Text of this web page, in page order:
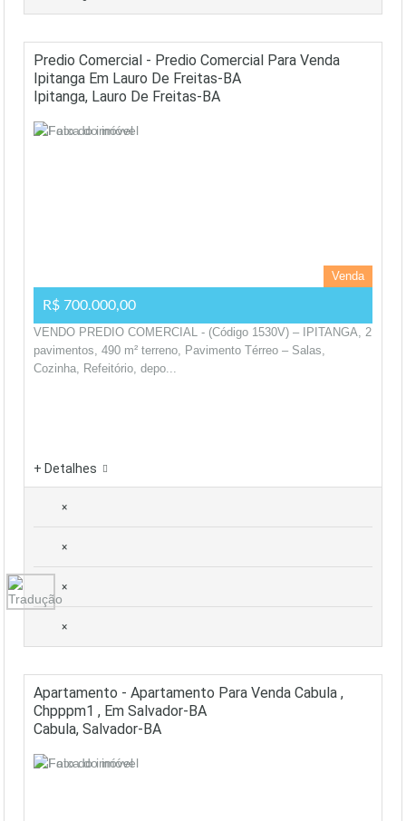
Predio Comercial - Predio Comercial Para Venda
Ipitanga Em Lauro De Freitas-BA
Ipitanga, Lauro De Freitas-BA
Venda
R$ 700.000,00
VENDO PREDIO COMERCIAL - (Código 1530V) – IPITANGA, 2
pavimentos, 490 m² terreno, Pavimento Térreo – Salas,
Cozinha, Refeitório, depo...
+ Detalhes
×
×
×
×
Apartamento - Apartamento Para Venda Cabula ,
Chpppm1 , Em Salvador-BA
Cabula, Salvador-BA